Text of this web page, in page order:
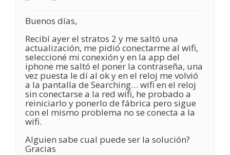
Buenos días,
Recibí ayer el stratos 2 y me saltó una
actualización, me pidió conectarme al wifi,
seleccioné mi conexión y en la app del
iphone me saltó el poner la contraseña, una
vez puesta le dí al ok y en el reloj me volvió
a la pantalla de Searching… wifi en el reloj
sin conectarse a la red wifi, he probado a
reiniciarlo y ponerlo de fábrica pero sigue
con el mismo problema no se conecta a la
wifi.
Alguien sabe cual puede ser la solución?
Gracias